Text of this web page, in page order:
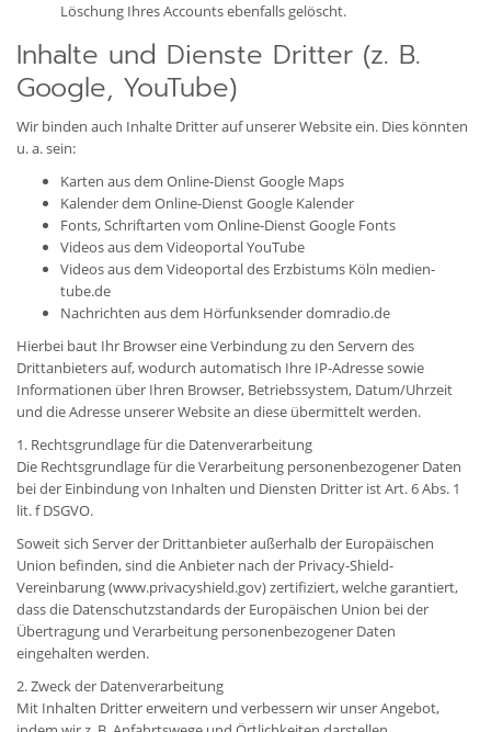
Löschung Ihres Accounts ebenfalls gelöscht.
Inhalte und Dienste Dritter (z. B.
Google, YouTube)
Wir binden auch Inhalte Dritter auf unserer Website ein. Dies könnten
u. a. sein:
Karten aus dem Online-Dienst Google Maps
Kalender dem Online-Dienst Google Kalender
Fonts, Schriftarten vom Online-Dienst Google Fonts
Videos aus dem Videoportal YouTube
Videos aus dem Videoportal des Erzbistums Köln medien-
tube.de
Nachrichten aus dem Hörfunksender domradio.de
Hierbei baut Ihr Browser eine Verbindung zu den Servern des
Drittanbieters auf, wodurch automatisch Ihre IP-Adresse sowie
Informationen über Ihren Browser, Betriebssystem, Datum/Uhrzeit
und die Adresse unserer Website an diese übermittelt werden.
1. Rechtsgrundlage für die Datenverarbeitung
Die Rechtsgrundlage für die Verarbeitung personenbezogener Daten
bei der Einbindung von Inhalten und Diensten Dritter ist Art. 6 Abs. 1
lit. f DSGVO.
Soweit sich Server der Drittanbieter außerhalb der Europäischen
Union befinden, sind die Anbieter nach der Privacy-Shield-
Vereinbarung (www.privacyshield.gov) zertifiziert, welche garantiert,
dass die Datenschutzstandards der Europäischen Union bei der
Übertragung und Verarbeitung personenbezogener Daten
eingehalten werden.
2. Zweck der Datenverarbeitung
Mit Inhalten Dritter erweitern und verbessern wir unser Angebot,